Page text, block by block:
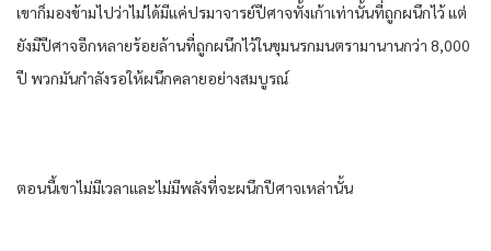
เขาก็มองข้ามไปว่าไม่ได้มีแค่ปรมาจารย์ปีศาจทั้งเก้าเท่านั้นที่ถูกผนึกไว้ แต่
ยังมีปีศาจอีกหลายร้อยล้านที่ถูกผนึกไว้ในขุมนรกมนตรามานานกว่า 8,000
ปี พวกมันกำลังรอให้ผนึกคลายอย่างสมบูรณ์
ตอนนี้เขาไม่มีเวลาและไม่มีพลังที่จะผนึกปีศาจเหล่านั้น